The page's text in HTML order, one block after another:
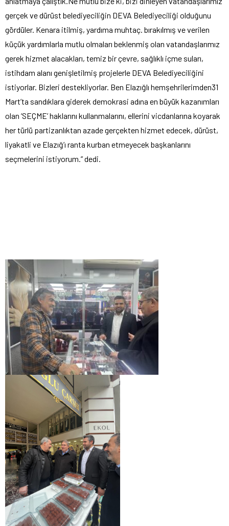
gerçek ve dürüst belediyeciliğin DEVA Belediyeciliği olduğunu
gördüler. Kenara itilmiş, yardıma muhtaç. bırakılmış ve verilen
küçük yardımlarla mutlu olmaları beklenmiş olan vatandaşlarımız
gerek hizmet alacakları, temiz bir çevre, sağlıklı içme suları,
istihdam alanı genişletilmiş projelerle DEVA Belediyeciliğini
istiyorlar. Bizleri destekliyorlar. Ben Elazığlı hemşehrilerimden31
Mart’ta sandıklara giderek demokrasi adına en büyük kazanımları
olan ‘SEÇME’ haklarını kullanmalarını, ellerini vicdanlarına koyarak
her türlü partizanlıktan azade gerçekten hizmet edecek, dürüst,
liyakatli ve Elazığ’ı ranta kurban etmeyecek başkanlarını
seçmelerini istiyorum.” dedi.